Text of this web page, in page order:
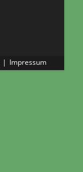
Impressum